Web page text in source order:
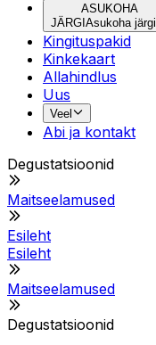
ASUKOHA
JÄRGI Asukoha järgi
Kingituspakid
Kinkekaart
Allahindlus
Uus
Veel
Abi ja kontakt
Degustatsioonid
Maitseelamused
Esileht
Esileht
Maitseelamused
Degustatsioonid